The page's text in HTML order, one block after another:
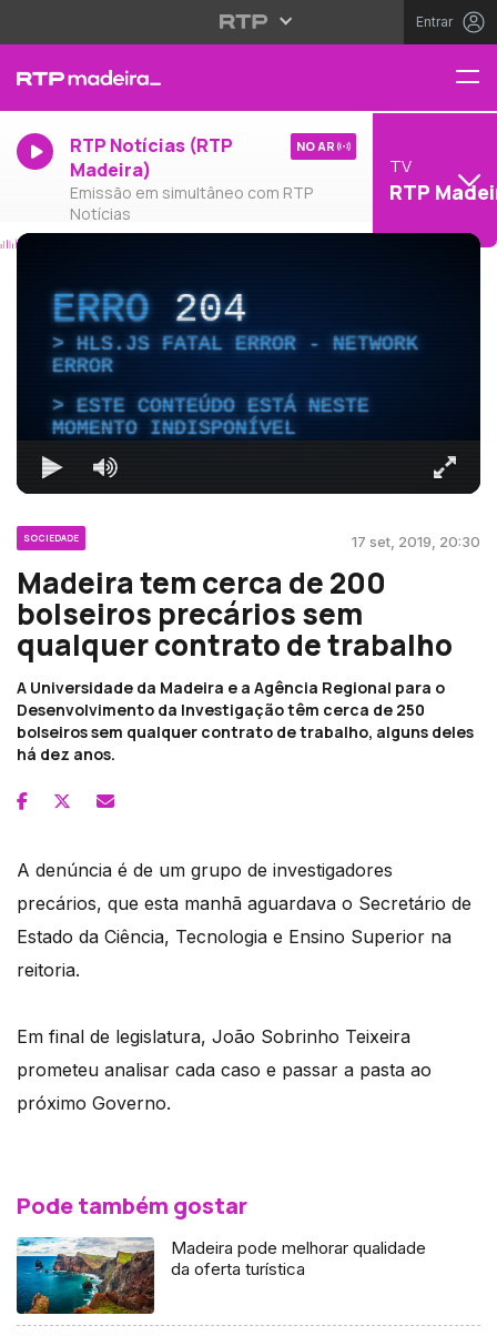
Entrar
RTP Notícias (RTP
Madeira)
Emissão em simultâneo com RTP
Notícias
NO AR
TV
RTP
ERRO204
HLS.JS FATAL ERROR - NETWORK
ERROR
ESTE CONTEÚDO ESTÁ NESTE
MOMENTO INDISPONÍVEL
SOCIEDADE 17 set, 2019, 20:30
Madeira tem cerca de 200
bolseiros precários sem
qualquer contrato de trabalho
A Universidade da Madeira e a Agência Regional para o
Desenvolvimento da Investigação têm cerca de 250
bolseiros sem qualquer contrato de trabalho, alguns deles
há dez anos.
A denúncia é de um grupo de investigadores
precários, que esta manhã aguardava o Secretário de
Estado da Ciência, Tecnologia e Ensino Superior na
reitoria.
Em final de legislatura, João Sobrinho Teixeira
prometeu analisar cada caso e passar a pasta ao
próximo Governo.
Pode também gostar
Madeira pode melhorar qualidade
da oferta turística